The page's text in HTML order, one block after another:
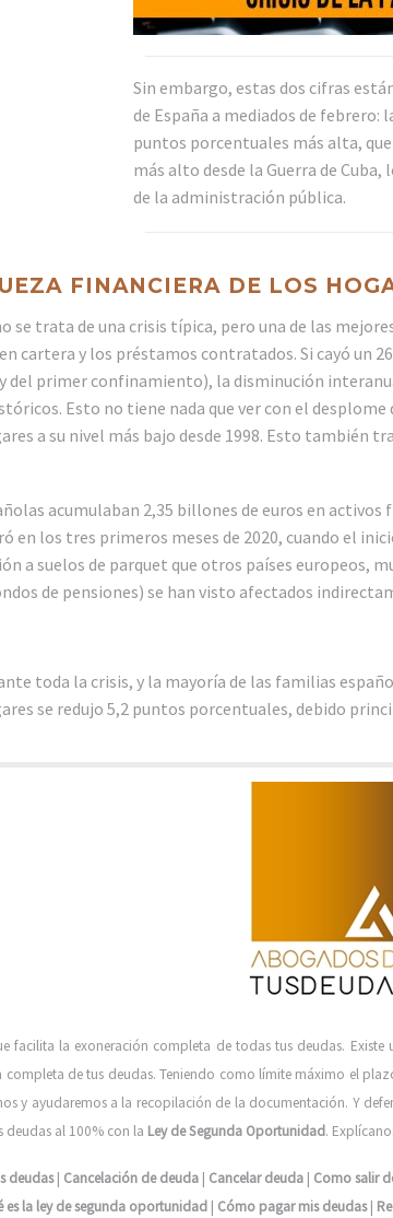
Sin embargo, estas dos cifras
de España a mediados de febrero:
puntos porcentuales más alta,
más alto desde la Guerra de
de la administración pública.
FINANCIERA DE LOS
se trata de una crisis típica, pero una de las
cartera y los préstamos contratados. Si cayó un
del primer confinamiento), la disminución
Esto no tiene nada que ver con el desplome
a su nivel más bajo desde 1998. Esto también
acumulaban 2,35 billones de euros en
en los tres primeros meses de 2020, cuando el
a suelos de parquet que otros países
de pensiones) se han visto afectados
toda la crisis, y la mayoría de las familias
se redujo 5,2 puntos porcentuales, debido
facilita la exoneración completa de todas tus deudas. Existe
completa de tus deudas. Teniendo como límite máximo el
y ayudaremos a la recopilación de la documentación. Y
deudas al 100% con la Ley de Segunda Oportunidad.
deudas| Cancelación de deuda| Cancelar deuda| Como salir
es la ley de segunda oportunidad | Cómo pagar mis deudas|